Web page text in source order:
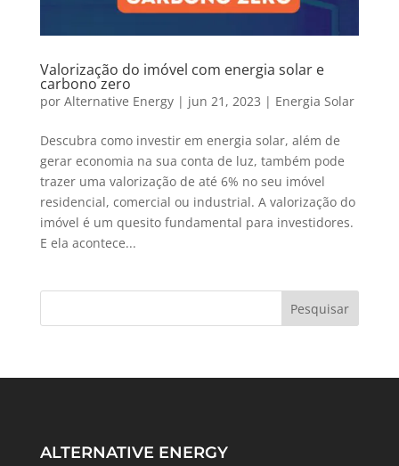
Valorização do imóvel com energia solar e
carbono zero
por Alternative Energy| jun 21, 2023 | Energia Solar
Descubra como investir em energia solar, além de
gerar economia na sua conta de luz, também pode
trazer uma valorização de até 6% no seu imóvel
residencial, comercial ou industrial. A valorização do
imóvel é um quesito fundamental para investidores.
E ela acontece...
ALTERNATIVE ENERGY